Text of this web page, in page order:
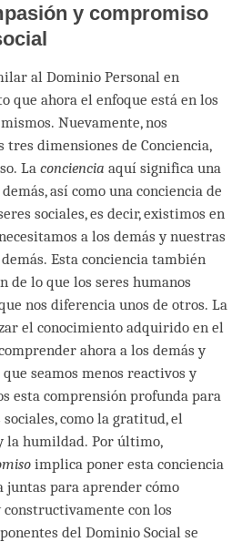
y compromiso
al Dominio Personal en
que ahora el enfoque está en los
Nuevamente, nos
tres dimensiones de Conciencia,
La conciencia aquí significa una
así como una conciencia de
sociales, es decir, existimos en
a los demás y nuestras
Esta conciencia también
de lo que los seres humanos
nos diferencia unos de otros. La
el conocimiento adquirido en el
ahora a los demás y
seamos menos reactivos y
esta comprensión profunda para
como la gratitud, el
la humildad. Por último,
implica poner esta conciencia
juntas para aprender cómo
con los
del Dominio Social se